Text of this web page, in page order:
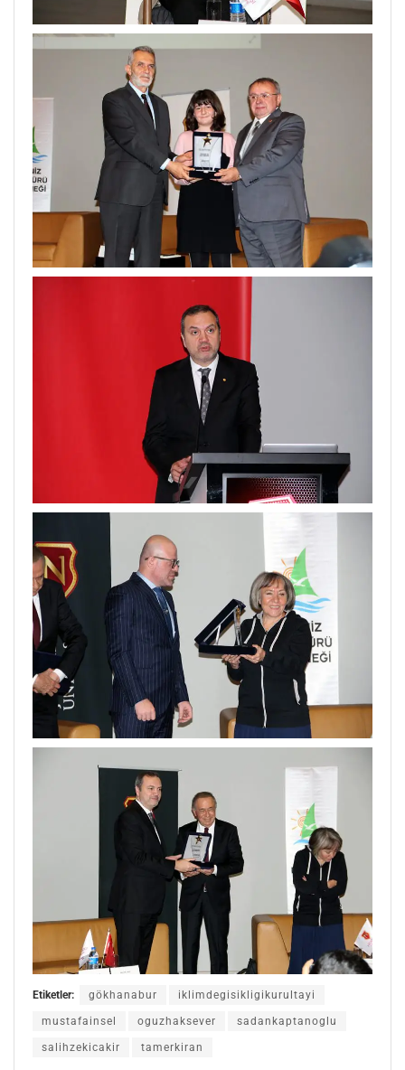
Etiketler: gökhanabur iklimdegisikligikurultayi
mustafainsel oguzhaksever sadankaptanoglu
salihzekicakir tamerkiran